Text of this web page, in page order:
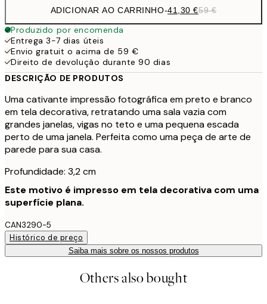
ADICIONAR AO CARRINHO-41,30 €59 €
Produzido por encomenda
Entrega 3-7 dias úteis
Envio gratuit o acima de 59 €
Direito de devolução durante 90 dias
DESCRIÇÃO DE PRODUTOS
Uma cativante impressão fotográfica em preto e branco
em tela decorativa, retratando uma sala vazia com
grandes janelas, vigas no teto e uma pequena escada
perto de uma janela. Perfeita como uma peça de arte de
parede para sua casa.
Profundidade: 3,2 cm
Este motivo é impresso em tela decorativa com uma
superfície plana.
CAN3290-5
Histórico de preço
Saiba mais sobre os nossos produtos
Others also bought